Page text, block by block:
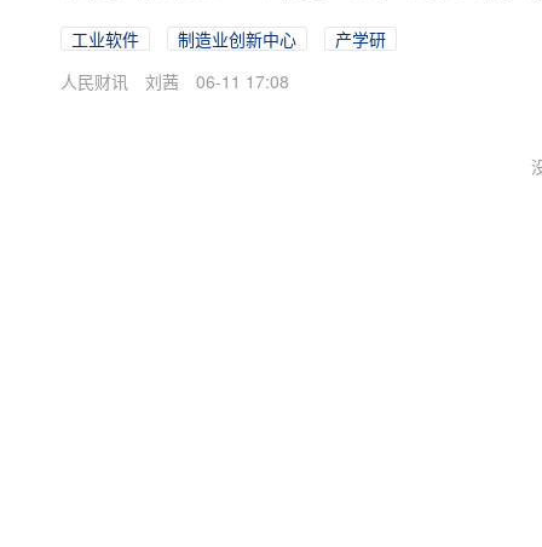
工业软件 制造业创新中心
产学研
人民财讯
刘茜 06-11 17:08